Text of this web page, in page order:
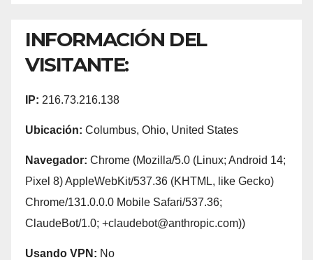
INFORMACIÓN DEL
VISITANTE:
IP: 216.73.216.138
Ubicación: Columbus, Ohio, United States
Navegador: Chrome (Mozilla/5.0 (Linux; Android 14;
Pixel 8) AppleWebKit/537.36 (KHTML, like Gecko)
Chrome/131.0.0.0 Mobile Safari/537.36;
ClaudeBot/1.0; +claudebot@anthropic.com))
Usando VPN: No